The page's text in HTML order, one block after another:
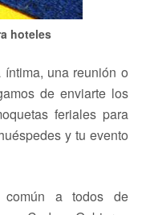
hoteles
íntima, una reunión o
de enviarte los
feriales para
y tu evento
común a todos de